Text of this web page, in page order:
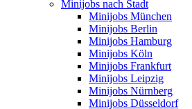
Minijobs nach Stadt
Minijobs München
Minijobs Berlin
Minijobs Hamburg
Minijobs Köln
Minijobs Frankfurt
Minijobs Leipzig
Minijobs Nürnberg
Minijobs Düsseldorf